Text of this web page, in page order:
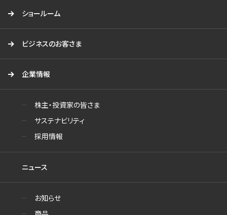
ショールーム
ビジネスのお客さま
企業情報
株主・投資家の皆さま
サステナビリティ
採用情報
ニュース
お知らせ